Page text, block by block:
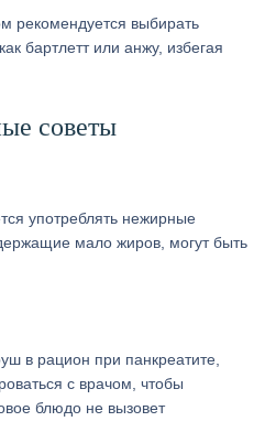
рекомендуется выбирать
бартлетт или анжу, избегая
советы
употреблять нежирные
мало жиров, могут быть
в рацион при панкреатите,
с врачом, чтобы
блюдо не вызовет